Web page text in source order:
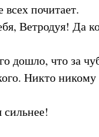
почитает.
Ветродуя! Да
дошло, что за
Никто никому